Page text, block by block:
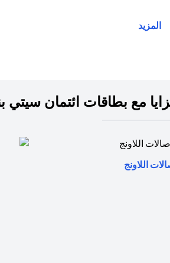
المزيد
مع بطاقات ائتمان سيتي
اللاونج